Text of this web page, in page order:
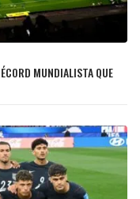
MUNDIALISTA QUE